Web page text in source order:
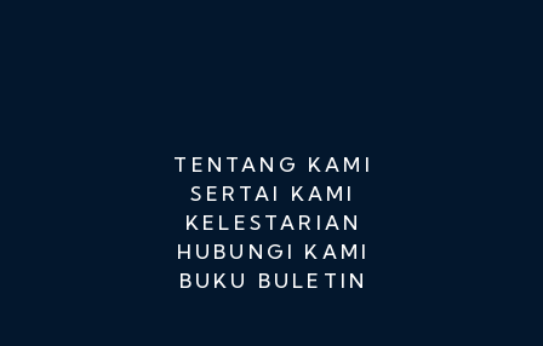
TENTANG KAMI
SERTAI KAMI
KELESTARIAN
HUBUNGI KAMI
BUKU BULETIN